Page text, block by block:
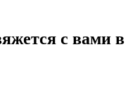
с вами